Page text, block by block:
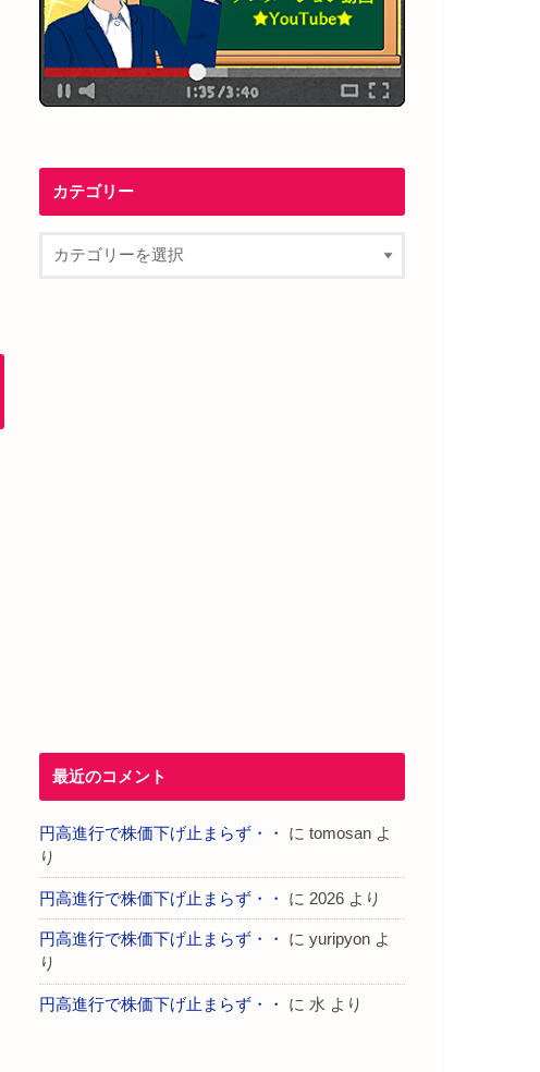
カテゴリー
最近のコメント
円高進行で株価下げ止まらず・・ に tomosan よ
り
円高進行で株価下げ止まらず・・ に 2026 より
円高進行で株価下げ止まらず・・ に yuripyon よ
り
円高進行で株価下げ止まらず・・ に 水 より